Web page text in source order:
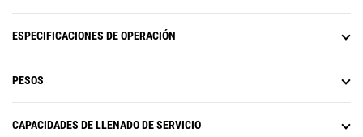
ESPECIFICACIONES DE OPERACIÓN
PESOS
CAPACIDADES DE LLENADO DE SERVICIO